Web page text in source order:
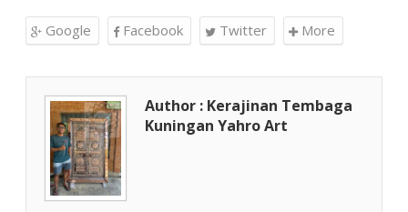
Google Facebook Twitter More
Author : Kerajinan Tembaga
Kuningan Yahro Art